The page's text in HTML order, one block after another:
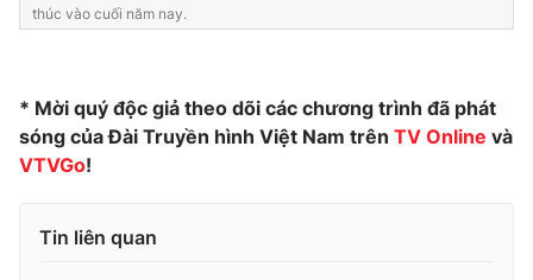
Giấy phép hoạt động báo in và báo điện tử số 483/GP-BTTTT
cấp ngày 29/12/2023
Tổng Biên tập:
Nguyễn Trọng Ninh
thúc vào cuối năm nay.
* Mời quý độc giả theo dõi các chương trình đã phát
sóng của Đài Truyền hình Việt Nam trên TV Online và
VTVGo!
Tin liên quan